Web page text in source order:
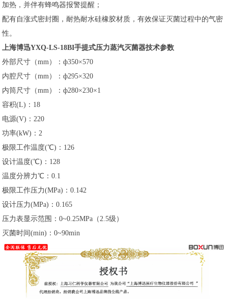
加热，并伴有蜂鸣器报警提醒；
配有自涨式密封圈，耐热耐水硅橡胶材质，有效保证灭菌过程中的气密
性。
上海博迅YXQ-LS-18BI手提式压力蒸汽灭菌器技术参数
外部尺寸（mm）：ф350×570
内腔尺寸（mm）：ф295×320
内筒尺寸（mm）：ф280×230×1
容积(L)：18
电源(V)：220
功率(kW)：2
极限工作温度(℃)：126
设计温度(℃)：128
温度分辨力℃：0.1
极限工作压力(MPa)：0.142
设计压力(MPa)：0.165
压力表显示范围：0~0.25MPa（2.5级）
灭菌时间(min)：0~90min